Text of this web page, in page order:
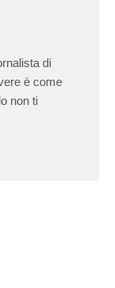
di
è come
non ti